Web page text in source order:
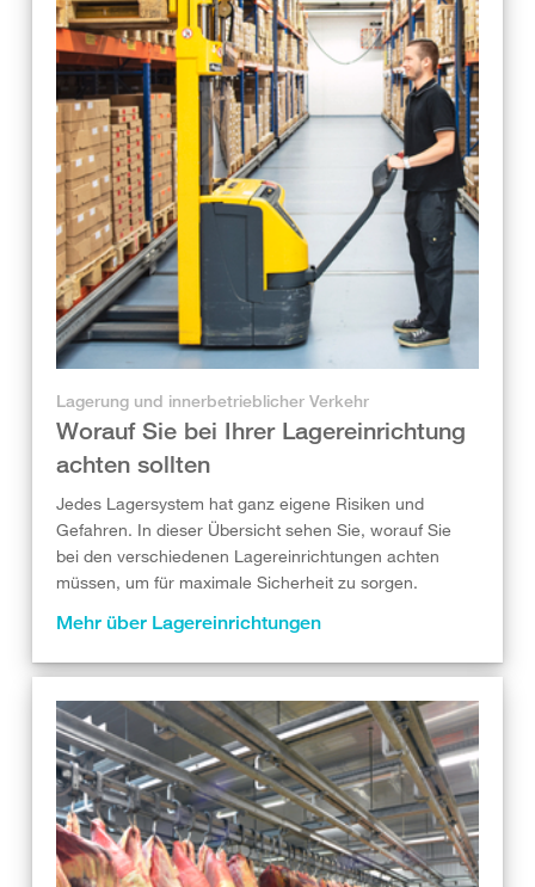
Lagerung und innerbetrieblicher Verkehr
Worauf Sie bei Ihrer Lagereinrichtung
achten sollten
Jedes Lagersystem hat ganz eigene Risiken und
Gefahren. In dieser Übersicht sehen Sie, worauf Sie
bei den verschiedenen Lagereinrichtungen achten
müssen, um für maximale Sicherheit zu sorgen.
Mehr über Lagereinrichtungen